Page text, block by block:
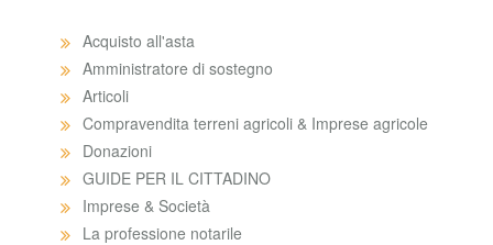
Acquisto all'asta
Amministratore di sostegno
Articoli
Compravendita terreni agricoli & Imprese agricole
Donazioni
GUIDE PER IL CITTADINO
Imprese & Società
La professione notarile